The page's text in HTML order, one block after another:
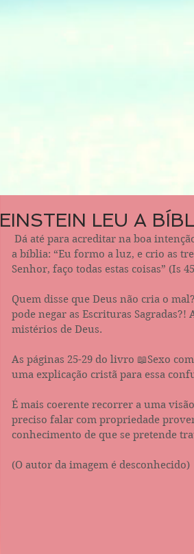
EINSTEIN LEU A
a bíblia: “Eu formo a luz, e crio as
Senhor, faço todas estas coisas” (Is
Quem disse que Deus não cria o
pode negar as Escrituras
mistérios de Deus.
As páginas 25-29 do livro 📖Sexo
uma explicação cristã para essa
É mais coerente recorrer a uma
preciso falar com propriedade
conhecimento de que se pretende
(O autor da imagem é desconhecido)